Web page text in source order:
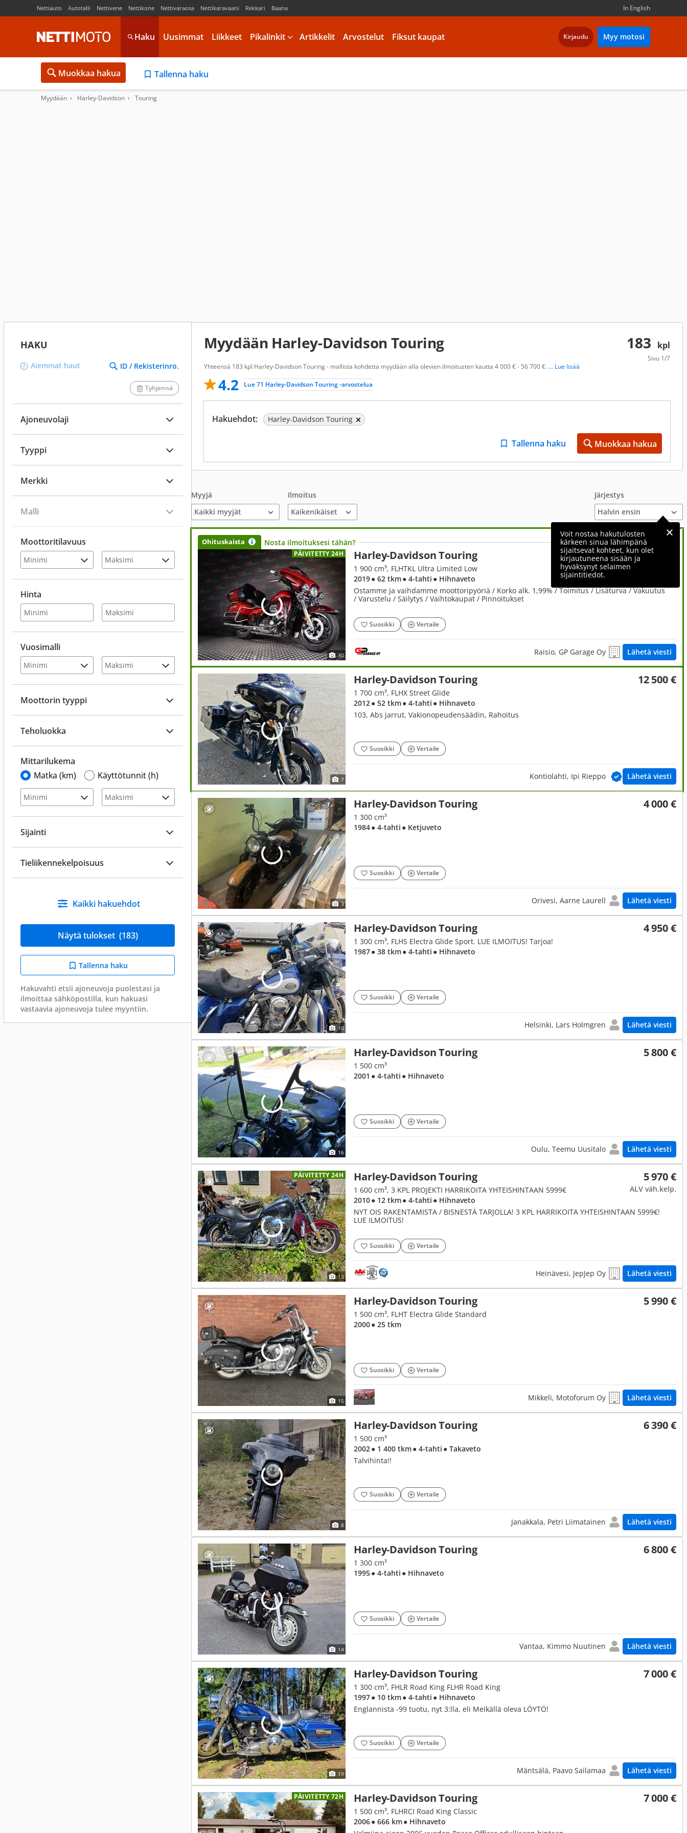
Nettiauto Autotalli Nettivene Nettikone Nettivaraosa Nettikaravaani Rekkari Baana In English
Haku Uusimmat Liikkeet Pikalinkit Artikkelit Arvostelut Fiksut kaupat Kirjaudu Myy motosi
Muokkaa hakua Tallenna haku
Myydään Harley-Davidson Touring
HAKU
Aiemmat haut ID / Rekisterinro.
Tyhjennä
Ajoneuvolaji
Tyyppi
Merkki
Malli
Moottoritilavuus
Hinta
Vuosimalli
Moottorin tyyppi
Teholuokka
Mittarilukema
Matka (km)
Käyttötunnit (h)
Sijainti
Tieliikennekelpoisuus
Kaikki hakuehdot
Näytä tulokset (183)
Tallenna haku
Hakuvahti etsii ajoneuvoja puolestasi ja
ilmoittaa sähköpostilla, kun hakuasi
vastaavia ajoneuvoja tulee myyntiin.
183 kpl
Sivu 1/7
Myydään Harley-Davidson Touring
Yhteensä 183 kpl Harley-Davidson Touring - mallista kohdetta myydään alla olevien ilmoitusten kautta 4 000 € - 56 700 €. ... Lue lisää
4.2 Lue 71 Harley-Davidson Touring -arvostelua
Hakuehdot: Harley-Davidson Touring
Tallenna haku Muokkaa hakua
Myyjä
Kaikki myyjät
Ilmoitus Järjestys
Voit nostaa hakutulosten
kärkeen sinua lähimpänä
sijaitsevat kohteet, kun olet
kirjautuneena sisään ja
hyväksynyt selaimen
sijaintitiedot.
Ohituskaista Nosta ilmoituksesi tähän?
PÄIVITETTY 24H
30
Harley-Davidson Touring 23 980 €
1 900 cm³, FLHTKL Ultra Limited Low
2019● 62 tkm● 4-tahti ● Hihnaveto
Ostamme ja vaihdamme moottoripyöriä / Korko alk. 1,99% / Toimitus / Lisäturva / Vakuutus
/ Varustelu / Säilytys / Vaihtokaupat / Pinnoitukset
Suosikki Vertaile
Raisio, GP Garage Oy Lähetä viesti
7
Harley-Davidson Touring 12 500 €
1 700 cm³, FLHX Street Glide
2012● 52 tkm● 4-tahti ● Hihnaveto
103, Abs jarrut, Vakionopeudensäädin, Rahoitus
Suosikki Vertaile
Kontiolahti, Ipi Rieppo Lähetä viesti
3
Harley-Davidson Touring 4 000 €
1 300 cm³
1984● 4-tahti ● Ketjuveto
Suosikki Vertaile
Orivesi, Aarne Laurell Lähetä viesti
10
Harley-Davidson Touring 4 950 €
1 300 cm³, FLHS Electra Glide Sport. LUE ILMOITUS! Tarjoa!
1987● 38 tkm● 4-tahti ● Hihnaveto
Suosikki Vertaile
Helsinki, Lars Holmgren Lähetä viesti
16
Harley-Davidson Touring 5 800 €
1 500 cm³
2001 ● 4-tahti ● Hihnaveto
Suosikki Vertaile
Oulu, Teemu Uusitalo Lähetä viesti
PÄIVITETTY 24H
13
Harley-Davidson Touring 5 970 €
ALV väh.kelp.
1 600 cm³, 3 KPL PROJEKTI HARRIKOITA YHTEISHINTAAN 5999€
2010● 12 tkm● 4-tahti ● Hihnaveto
NYT OIS RAKENTAMISTA / BISNESTÄ TARJOLLA! 3 KPL HARRIKOITA YHTEISHINTAAN 5999€!
LUE ILMOITUS!
Suosikki Vertaile
Heinävesi, JepJep Oy Lähetä viesti
15
Harley-Davidson Touring 5 990 €
1 500 cm³, FLHT Electra Glide Standard
2000● 25 tkm
Suosikki Vertaile
Mikkeli, Motoforum Oy Lähetä viesti
8
Harley-Davidson Touring 6 390 €
1 500 cm³
2002● 1 400 tkm● 4-tahti ● Takaveto
Talvihinta!!
Suosikki Vertaile
Janakkala, Petri Liimatainen Lähetä viesti
14
Harley-Davidson Touring 6 800 €
1 300 cm³
1995● 4-tahti ● Hihnaveto
Suosikki Vertaile
Vantaa, Kimmo Nuutinen Lähetä viesti
19
Harley-Davidson Touring 7 000 €
1 300 cm³, FHLR Road King FLHR Road King
1997● 10 tkm● 4-tahti ● Hihnaveto
Englannista -99 tuotu, nyt 3:lla, eli Meikällä oleva LÖYTÖ!
Suosikki Vertaile
Mäntsälä, Paavo Sailamaa Lähetä viesti
PÄIVITETTY 72H Harley-Davidson Touring 7 000 €
1 500 cm³, FLHRCI Road King Classic
2006● 666 km● Hihnaveto